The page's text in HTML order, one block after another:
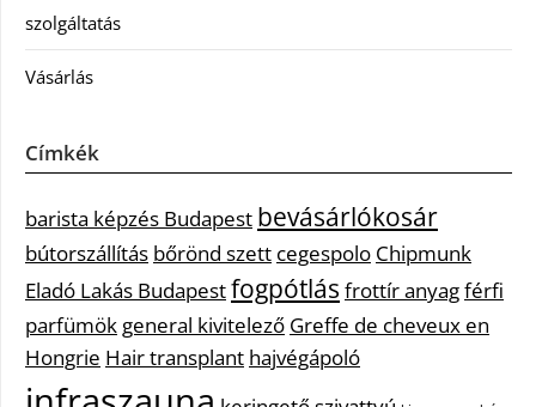
szolgáltatás
Vásárlás
Címkék
barista képzés Budapest bevásárlókosár
bútorszállítás bőrönd szett cegespolo Chipmunk
Eladó Lakás Budapestfogpótlás frottír anyagférfi
parfümök general kivitelező Greffe de cheveux en
Hongrie Hair transplant hajvégápoló